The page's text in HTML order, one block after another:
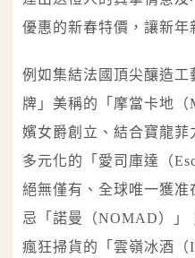
優惠的新春特價，讓新年
例如集結法國頂尖釀造
牌」美稱的「摩當卡地（
嬪女爵創立、結合寶龍菲
多元化的「愛司庫達（
絕無僅有、全球唯一獲
忌「諾曼（NOMAD）」
瘋狂掃貨的「雲嶺冰酒